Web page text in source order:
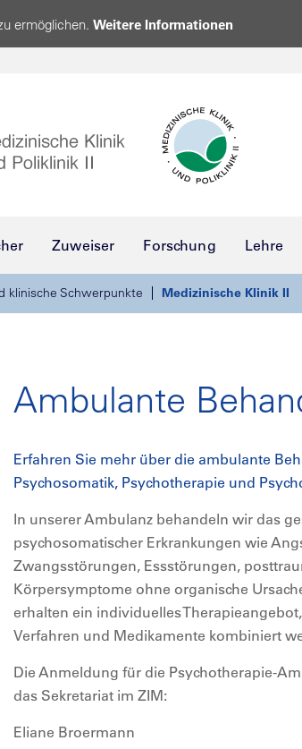
ermöglichen. Weitere Informationen
Zuweiser Forschung Lehre
klinische Schwerpunkte Medizinische Klinik II
Ambulante
Erfahren Sie mehr über die ambulante
Psychosomatik, Psychotherapie und
In unserer Ambulanz behandeln wir das
psychosomatischer Erkrankungen wie
Zwangsstörungen, Essstörungen,
Körpersymptome ohne organische
erhalten ein individuelles
Verfahren und Medikamente kombiniert
Die Anmeldung für die Psychotherapie-
das Sekretariat im ZIM:
Eliane Broermann